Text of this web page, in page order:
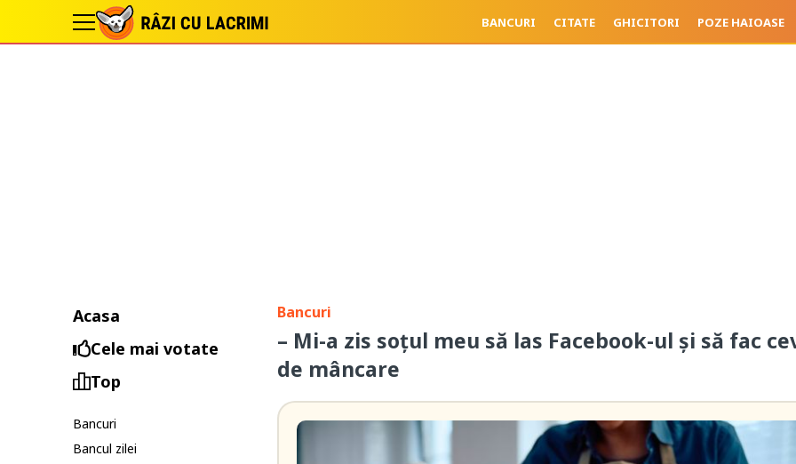
BANCURI CITATE GHICITORI POZE HAIOASE
Acasa
Cele mai votate
Top
Bancuri
Bancul zilei
Bancuri
– Mi-a zis soțul meu să las Facebook-ul și să fac
de mâncare